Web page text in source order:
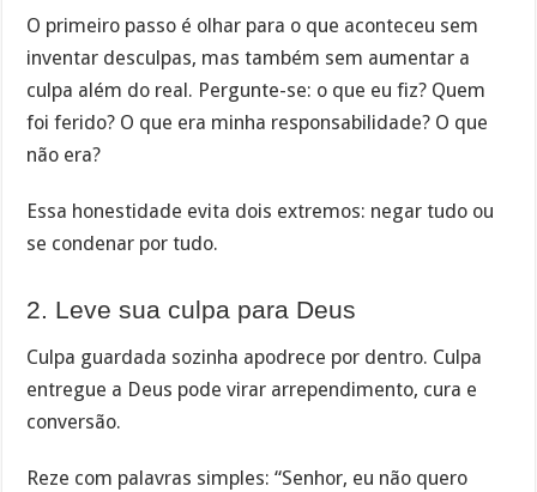
O primeiro passo é olhar para o que aconteceu sem
inventar desculpas, mas também sem aumentar a
culpa além do real. Pergunte-se: o que eu fiz? Quem
foi ferido? O que era minha responsabilidade? O que
não era?
Essa honestidade evita dois extremos: negar tudo ou
se condenar por tudo.
2. Leve sua culpa para Deus
Culpa guardada sozinha apodrece por dentro. Culpa
entregue a Deus pode virar arrependimento, cura e
conversão.
Reze com palavras simples: “Senhor, eu não quero